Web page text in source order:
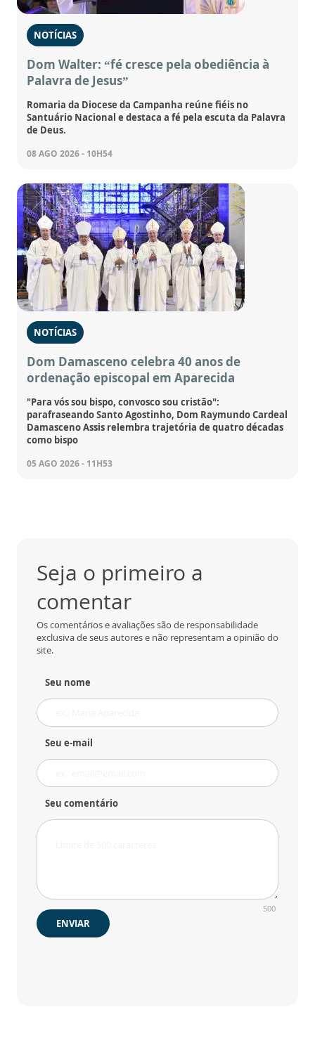
NOTÍCIAS
Dom Walter: “fé cresce pela obediência à
Palavra de Jesus”
Romaria da Diocese da Campanha reúne fiéis no
Santuário Nacional e destaca a fé pela escuta da Palavra
de Deus.
08 AGO 2026 - 10H54
NOTÍCIAS
Dom Damasceno celebra 40 anos de
ordenação episcopal em Aparecida
"Para vós sou bispo, convosco sou cristão":
parafraseando Santo Agostinho, Dom Raymundo Cardeal
Damasceno Assis relembra trajetória de quatro décadas
como bispo
05 AGO 2026 - 11H53
Seja o primeiro a
comentar
Os comentários e avaliações são de responsabilidade
exclusiva de seus autores e não representam a opinião do
site.
Seu nome
Seu e-mail
Seu comentário
500
ENVIAR